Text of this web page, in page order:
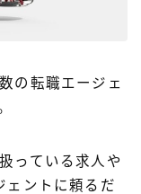
の転職エージェ
っている求人や
ェントに頼るだ